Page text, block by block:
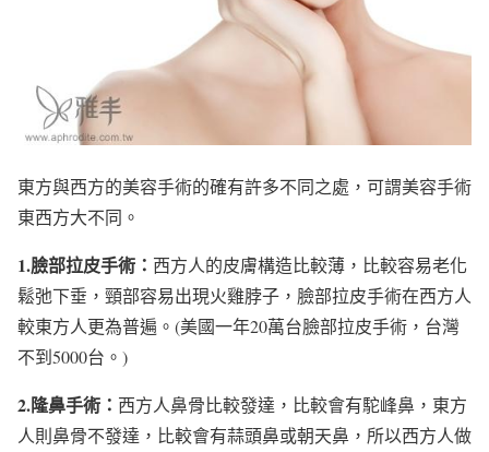
東方與西方的美容手術的確有許多不同之處，可謂美容手術
東西方大不同。
1.臉部拉皮手術： 西方人的皮膚構造比較薄，比較容易老化
鬆弛下垂，頸部容易出現火雞脖子，臉部拉皮手術在西方人
較東方人更為普遍。(美國一年20萬台臉部拉皮手術，台灣
不到5000台。)
2.隆鼻手術： 西方人鼻骨比較發達，比較會有駝峰鼻，東方
人則鼻骨不發達，比較會有蒜頭鼻或朝天鼻，所以西方人做